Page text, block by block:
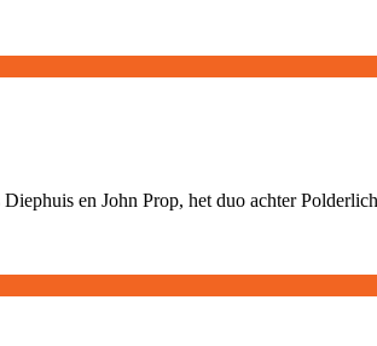
en John Prop, het duo achter